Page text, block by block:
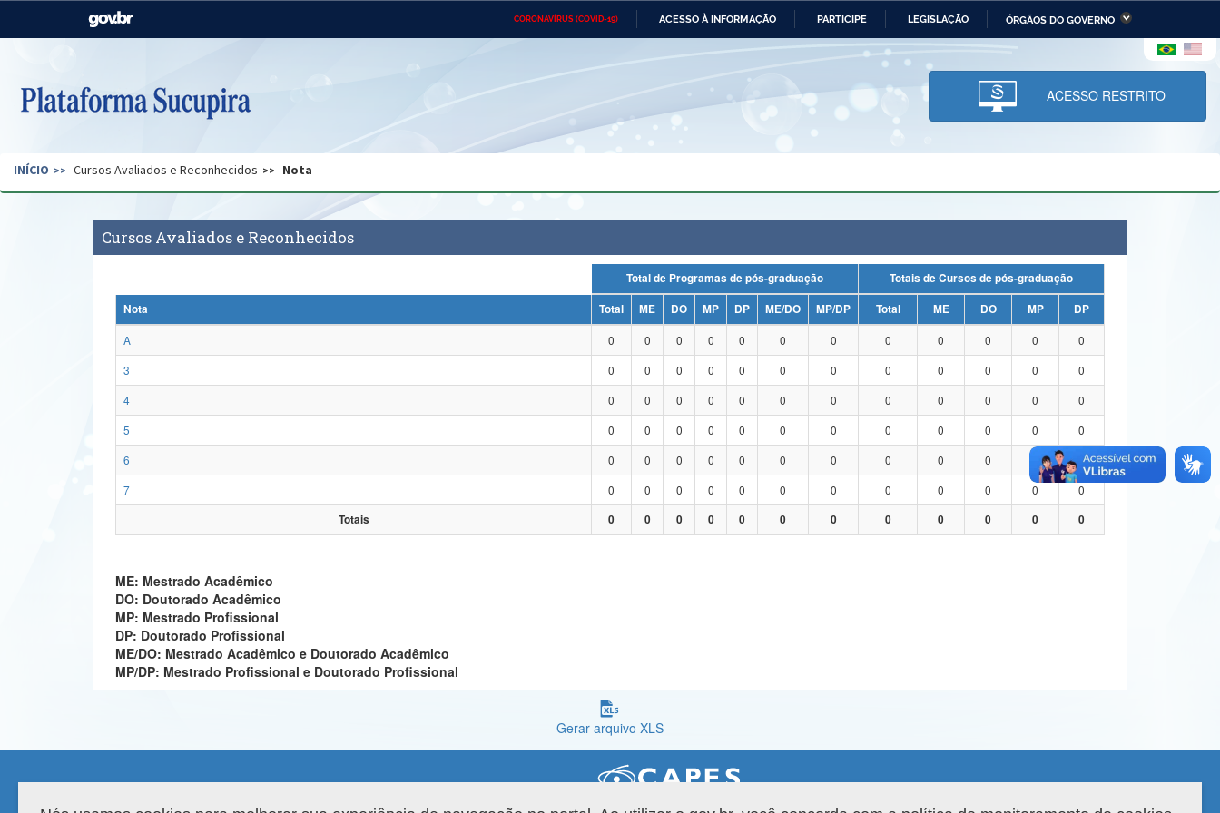
CORONAVÍRUS (COVID-19) ACESSO À INFORMAÇÃO PARTICIPE LEGISLAÇÃO ÓRGÃOS DO GOVERNO
Casa Civil Ministério das Relações Ministério da Economia Ministério da Infraestrutura
Pecuária e Abastecimento
Ministério da Ciência,
Tecnologia, Inovações e
Comunicações
Ministério do Desenvolvimento
Regional e dos Direitos Humanos
Secretaria de Governo Gabinete de Segurança Advocacia-Geral da União Banco Central do Brasil Planalto
ACESSO RESTRITO
INÍCIO Cursos Avaliados e Reconhecidos Nota
Cursos Avaliados e Reconhecidos
Total de Programas de pós-graduação
Totais de Cursos de pós-graduação
Nota
Total ME DO MP DP ME/DO MP/DP Total ME DO MP
DP
A
0 0 0 0 0 0 0 0 0 0 0
0
3
0 0 0 0 0 0 0 0 0 0 0
0
4
0 0 0 0 0 0 0 0 0 0 0
0
5
0 0 0 0 0 0 0 0 0 0 0
0
6
0 0 0 0 0 0 0 0 0 0
0
7
0 0 0 0 0 0 0 0 0 0 0
0
Totais
0 0 0 0 0 0 0 0 0 0 0 0
ME: Mestrado Acadêmico
DO: Doutorado Acadêmico
MP: Mestrado Profissional
DP: Doutorado Profissional
ME/DO: Mestrado Acadêmico e Doutorado Acadêmico
MP/DP: Mestrado Profissional e Doutorado Profissional
Gerar arquivo XLS